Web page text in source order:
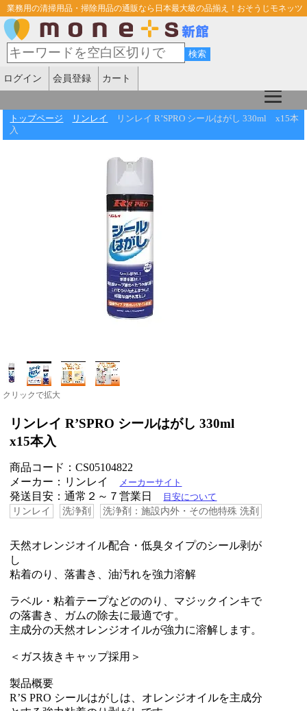
業務用の清掃用品・掃除用品の通販なら日本最大級の品揃え！おそうじモネッツ
ログイン 会員登録 カート
トップページ リンレイ
リンレイ R’SPRO シールはがし 330ml x15本
入
クリックで拡大
リンレイ R’SPRO シールはがし 330ml
x15本入
商品コード：CS05104822
メーカー：リンレイ
メーカーサイト
発送目安：通常２～７営業日 目安について
リンレイ 洗浄剤 洗浄剤：施設内外・その他特殊 洗剤
天然オレンジオイル配合・低臭タイプのシール剥が
し
粘着のり、落書き、油汚れを強力溶解
ラベル・粘着テープなどののり、マジックインキで
の落書き、ガムの除去に最適です。
主成分の天然オレンジオイルが強力に溶解します。
＜ガス抜きキャップ採用＞
製品概要
R’S PRO シールはがしは、オレンジオイルを主成分